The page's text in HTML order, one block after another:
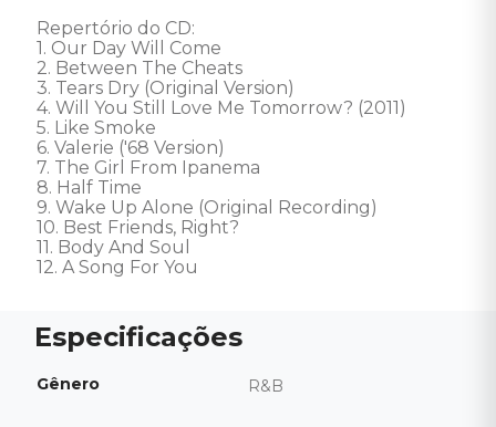
Repertório do CD:
1. Our Day Will Come
2. Between The Cheats
3. Tears Dry (Original Version)
4. Will You Still Love Me Tomorrow? (2011)
5. Like Smoke
6. Valerie ('68 Version)
7. The Girl From Ipanema
8. Half Time
9. Wake Up Alone (Original Recording)
10. Best Friends, Right?
11. Body And Soul
12. A Song For You
Gênero R&B